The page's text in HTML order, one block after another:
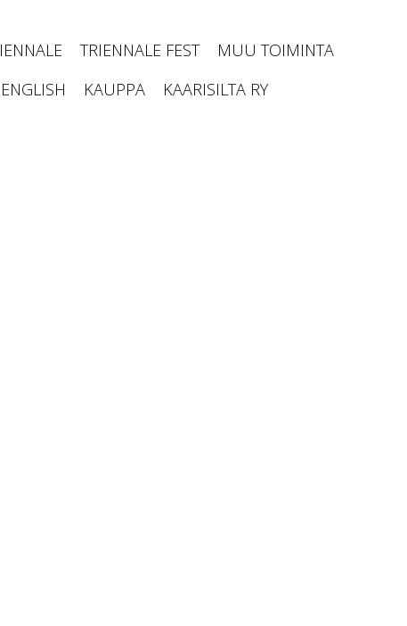
TRIENNALE FEST
MUU TOIMINTA
KAUPPA
KAARISILTA RY